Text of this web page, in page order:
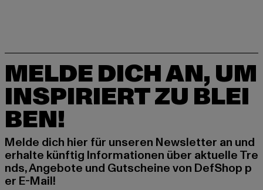
MELDE DICH AN, UM
INSPIRIERT ZU BLEI
BEN!
Melde dich hier für unseren Newsletter an und
erhalte künftig Informationen über aktuelle Tre
nds, Angebote und Gutscheine von DefShop p
er E-Mail!